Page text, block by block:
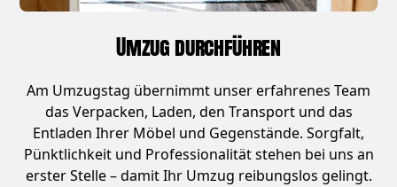
Umzug durchführen
Am Umzugstag übernimmt unser erfahrenes Team
das Verpacken, Laden, den Transport und das
Entladen Ihrer Möbel und Gegenstände. Sorgfalt,
Pünktlichkeit und Professionalität stehen bei uns an
erster Stelle – damit Ihr Umzug reibungslos gelingt.